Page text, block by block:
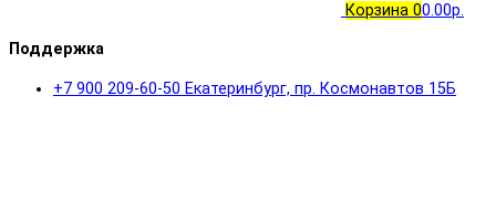
Корзина 00.00р.
Поддержка
+7 900 209-60-50 Екатеринбург, пр. Космонавтов 15Б